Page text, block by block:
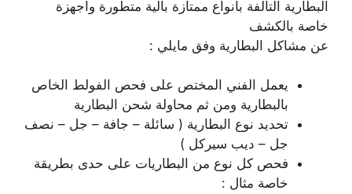
البطارية التالفة بانواع ممتازة بألية متطورة واجهزة
خاصة بالكشف
عن مشاكل البطارية وفق مايلي :
يعمل الفني المختص على فحص الفولط الخاص
بالبطارية ومن ثم محاولة شحن البطارية
تحديد نوع البطارية ( سائلة – جافة – جل – نصف
جل – ديب سيركل )
فحص كل نوع من البطاريات على حدى بطريقة
خاصة مثال :